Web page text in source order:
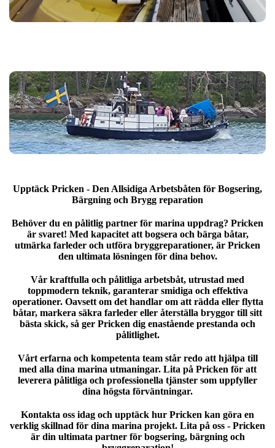
Upptäck Pricken - Den Allsidiga Arbetsbåten för Bogsering,
Bärgning och Brygg reparation
Behöver du en pålitlig partner för marina uppdrag? Pricken
är svaret! Med kapacitet att bogsera och bärga båtar,
utmärka farleder och utföra bryggreparationer, är Pricken
den ultimata lösningen för dina behov.
Vår kraftfulla och pålitliga arbetsbåt, utrustad med
toppmodern teknik, garanterar smidiga och effektiva
operationer. Oavsett om det handlar om att rädda eller flytta
båtar, markera säkra farleder eller återställa bryggor till sitt
bästa skick, så ger Pricken dig enastående prestanda och
pålitlighet.
Vårt erfarna och kompetenta team står redo att hjälpa till
med alla dina marina utmaningar. Lita på Pricken för att
leverera pålitliga och professionella tjänster som uppfyller
dina högsta förväntningar.
Kontakta oss idag och upptäck hur Pricken kan göra en
verklig skillnad för dina marina projekt. Lita på oss - Pricken
är din ultimata partner för bogsering, bärgning och